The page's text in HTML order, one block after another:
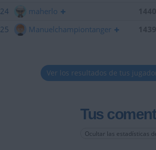
24
maherlo
25
Manuelchampiontanger
Ver los resultados de tus
Tus
Ocultar las estadísticas